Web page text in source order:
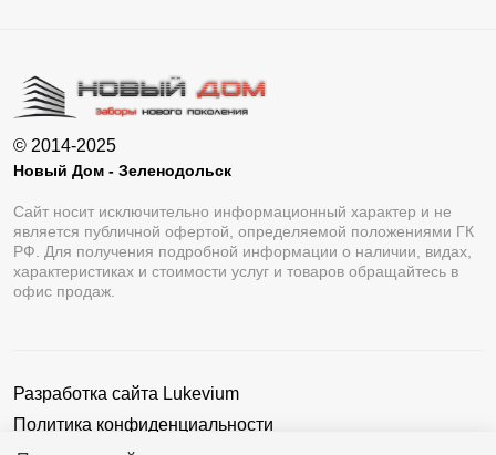
© 2014-2025
Новый Дом - Зеленодольск
Сайт носит исключительно информационный характер и не
является публичной офертой, определяемой положениями ГК
РФ. Для получения подробной информации о наличии, видах,
характеристиках и стоимости услуг и товаров обращайтесь в
офис продаж.
Разработка сайта Lukevium
Политика конфиденциальности
Пользовательское соглашение